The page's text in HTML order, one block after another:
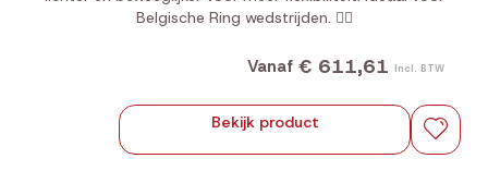
Belgische Ring wedstrijden. 🐕‍🦺
Vanaf € 611,61 Incl. BTW
Bekijk product